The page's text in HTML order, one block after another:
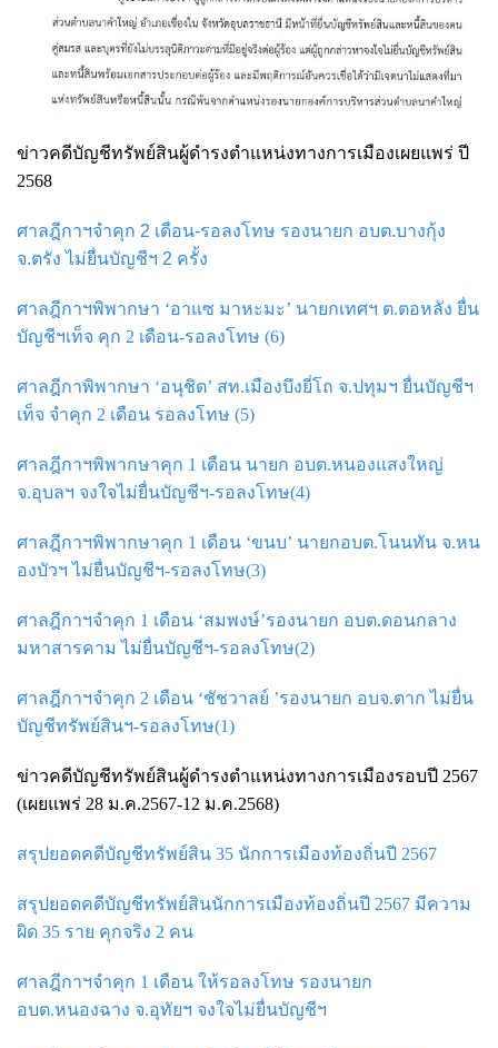
ข่าวคดีบัญชีทรัพย์สินผู้ดำรงตำแหน่งทางการเมืองเผยแพร่ ปี
2568
ศาลฎีกาฯจำคุก 2 เดือน-รอลงโทษ รองนายก อบต.บางกุ้ง
จ.ตรัง ไม่ยื่นบัญชีฯ 2 ครั้ง
ศาลฎีกาฯพิพากษา ‘อาแซ มาหะมะ’ นายกเทศฯ ต.ตอหลัง ยื่น
บัญชีฯเท็จ คุก 2 เดือน-รอลงโทษ (6)
ศาลฎีกาพิพากษา ‘อนุชิต’ สท.เมืองบึงยี่โถ จ.ปทุมฯ ยื่นบัญชีฯ
เท็จ จําคุก 2 เดือน รอลงโทษ (5)
ศาลฎีกาฯพิพากษาคุก 1 เดือน นายก อบต.หนองแสงใหญ่
จ.อุบลฯ จงใจไม่ยื่นบัญชีฯ-รอลงโทษ(4)
ศาลฎีกาฯพิพากษาคุก 1 เดือน ‘ขนบ’ นายกอบต.โนนทัน จ.หน
องบัวฯ ไม่ยื่นบัญชีฯ-รอลงโทษ(3)
ศาลฎีกาฯจำคุก 1 เดือน ‘สมพงษ์’รองนายก อบต.ดอนกลาง
มหาสารคาม ไม่ยื่นบัญชีฯ-รอลงโทษ(2)
ศาลฎีกาฯจำคุก 2 เดือน ‘ชัชวาลย์ ’รองนายก อบจ.ตาก ไม่ยื่น
บัญชีทรัพย์สินฯ-รอลงโทษ(1)
ข่าวคดีบัญชีทรัพย์สินผู้ดำรงตำแหน่งทางการเมืองรอบปี 2567
(เผยแพร่ 28 ม.ค.2567-12 ม.ค.2568)
สรุปยอดคดีบัญชีทรัพย์สิน 35 นักการเมืองท้องถิ่นปี 2567
สรุปยอดคดีบัญชีทรัพย์สินนักการเมืองท้องถิ่นปี 2567 มีความ
ผิด 35 ราย คุกจริง 2 คน
ศาลฎีกาฯจําคุก 1 เดือน ให้รอลงโทษ รองนายก
อบต.หนองฉาง จ.อุทัยฯ จงใจไม่ยื่นบัญชีฯ